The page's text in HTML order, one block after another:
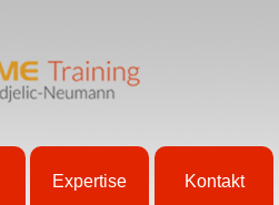
Expertise Kontakt